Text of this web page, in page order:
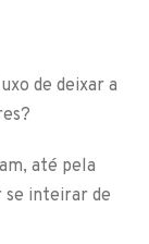
de deixar a
até pela
se inteirar de